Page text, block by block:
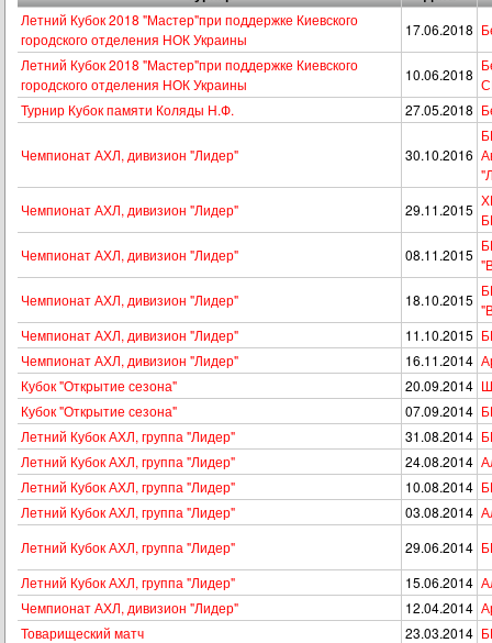
Летний Кубок 2018 "Мастер"при поддержке Киевского
городского отделения НОК Украины
17.06.2018
Летний Кубок 2018 "Мастер"при поддержке Киевского
городского отделения НОК Украины
10.06.2018
Турнир Кубок памяти Коляды Н.Ф.
27.05.2018
Чемпионат АХЛ, дивизион "Лидер" 30.10.2016
Чемпионат АХЛ, дивизион "Лидер"
29.11.2015
Чемпионат АХЛ, дивизион "Лидер"
08.11.2015
Чемпионат АХЛ, дивизион "Лидер"
18.10.2015
Чемпионат АХЛ, дивизион "Лидер"
11.10.2015
Чемпионат АХЛ, дивизион "Лидер"
16.11.2014
Кубок "Открытие сезона"
20.09.2014
Кубок "Открытие сезона"
07.09.2014
Летний Кубок АХЛ, группа "Лидер"
31.08.2014
Летний Кубок АХЛ, группа "Лидер"
24.08.2014
Летний Кубок АХЛ, группа "Лидер"
10.08.2014
Летний Кубок АХЛ, группа "Лидер"
03.08.2014
Летний Кубок АХЛ, группа "Лидер"
29.06.2014
Летний Кубок АХЛ, группа "Лидер"
15.06.2014
Чемпионат АХЛ, дивизион "Лидер"
12.04.2014
Товарищеский матч
23.03.2014